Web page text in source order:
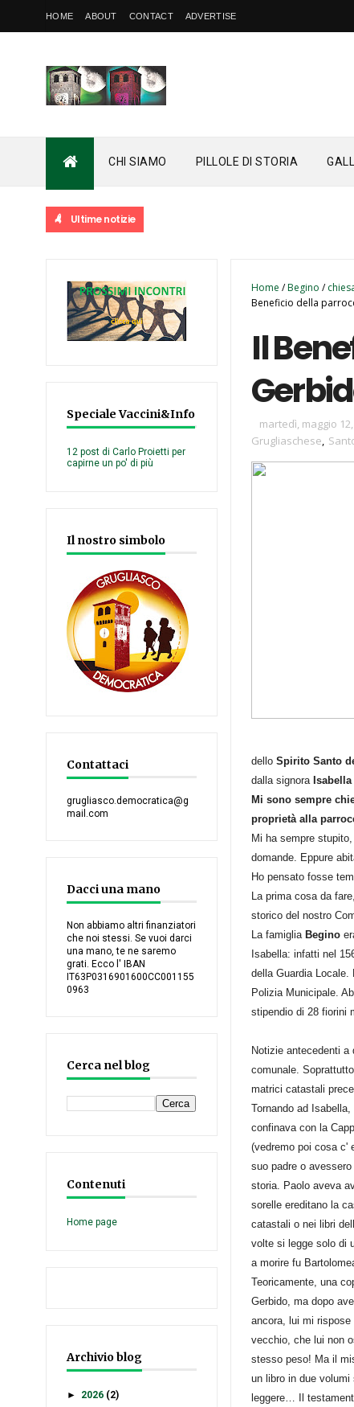
HOME ABOUT CONTACT ADVERTISE
CHI SIAMO PILLOLE DI STORIA
Ultime notizie
Speciale Vaccini&Info
12 post di Carlo Proietti per
capirne un po' di più
Il nostro simbolo
Contattaci
grugliasco.democratica@g
mail.com
Dacci una mano
Non abbiamo altri finanziatori
che noi stessi. Se vuoi darci
una mano, te ne saremo
grati. Ecco l' IBAN
IT63P0316901600CC001155
0963
Cerca nel blog
Contenuti
Home page
Archivio blog
► 2026 (2)
Home /Begino /
Beneficio della
Il
martedì, maggio
Grugliaschese,
delloSpirito Santo
dalla signora
Mi sono sempre
proprietà alla
Mi ha sempre
domande. Eppure
Ho pensato fosse
La prima cosa da
storico del nostro
La famiglia Begino
Isabella: infatti nel
della Guardia Locale.
Polizia Municipale.
stipendio di 28 fiorini
Notizie antecedenti
comunale.
matrici catastali
Tornando ad
confinava con la
(vedremo poi cosa c'
suo padre o
storia. Paolo aveva
sorelle ereditano la
catastali o nei libri
volte si legge solo di
a morire fu
Teoricamente, una
Gerbido, ma dopo
ancora, lui mi rispose
vecchio, che lui non
stesso peso! Ma il
un libro in due volumi
leggere… Il